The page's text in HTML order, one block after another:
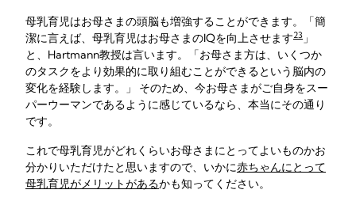
母乳育児はお母さまの頭脳も増強することができます。「簡
潔に言えば、母乳育児はお母さまのIQを向上させます23 」
と、Hartmann教授は言います。「お母さま方は、いくつか
のタスクをより効果的に取り組むことができるという脳内の
変化を経験します。」 そのため、今お母さまがご自身をスー
パーウーマンであるように感じているなら、本当にその通り
です。
これで母乳育児がどれくらいお母さまにとってよいものかお
分かりいただけたと思いますので、いかに赤ちゃんにとって
母乳育児がメリットがあるかも知ってください。